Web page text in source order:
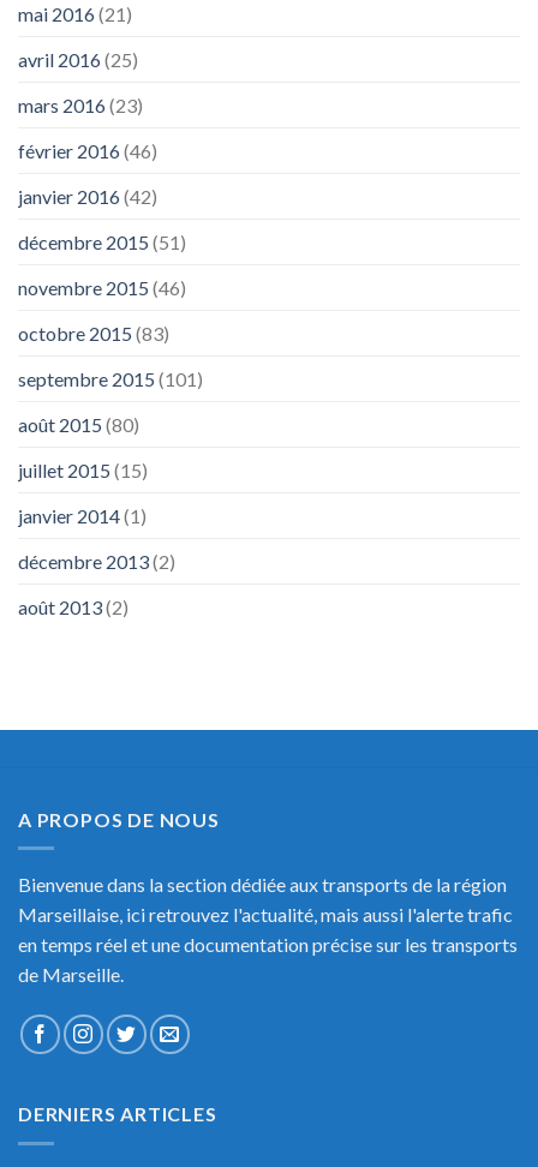
mai 2016(21)
avril 2016(25)
mars 2016(23)
février 2016(46)
janvier 2016(42)
décembre 2015 (51)
novembre 2015 (46)
octobre 2015 (83)
septembre 2015 (101)
août 2015 (80)
juillet 2015 (15)
janvier 2014(1)
décembre 2013(2)
août 2013(2)
A PROPOS DE NOUS
Bienvenue dans la section dédiée aux transports de la région
Marseillaise, ici retrouvez l'actualité, mais aussi l'alerte trafic
en temps réel et une documentation précise sur les transports
de Marseille.
DERNIERS ARTICLES